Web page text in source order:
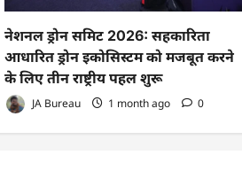
नेशनल ड्रोन समिट 2026: सहकारिता
आधारित ड्रोन इकोसिस्टम को मजबूत करने
के लिए तीन राष्ट्रीय पहल शुरू
JA Bureau 1 month ago 0